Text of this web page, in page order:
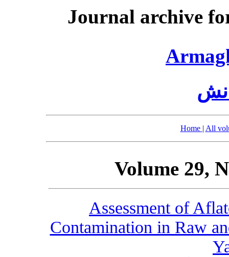
Journal archive
Home | All
Volume 29,
Assessment of
Contamination in Raw